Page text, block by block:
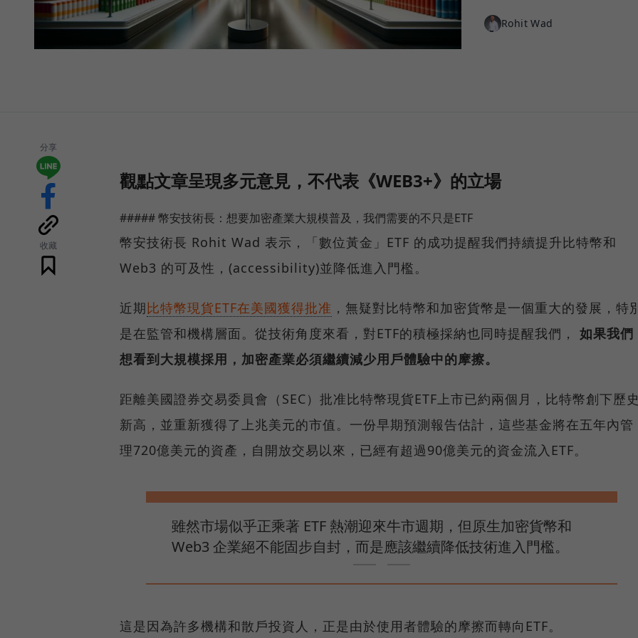
Rohit Wad
分享
收藏
觀點文章呈現多元意見，不代表《WEB3+》的立場
##### 幣安技術長：想要加密產業大規模普及，我們需要的不只是ETF
幣安技術長 Rohit Wad 表示，「數位黃金」ETF 的成功提醒我們持續提升比特幣和
Web3 的可及性，(accessibility)並降低進入門檻。
近期比特幣現貨ETF在美國獲得批准 ，無疑對比特幣和加密貨幣是一個重大的發展，特
是在監管和機構層面。從技術角度來看，對ETF的積極採納也同時提醒我們， 如果我們
想看到大規模採用，加密產業必須繼續減少用戶體驗中的摩擦。
距離美國證券交易委員會（SEC）批准比特幣現貨ETF上市已約兩個月，比特幣創下歷
新高，並重新獲得了上兆美元的市值。一份早期預測報告估計，這些基金將在五年內管
理720億美元的資產，自開放交易以來，已經有超過90億美元的資金流入ETF。
雖然市場似乎正乘著 ETF 熱潮迎來牛市週期，但原生加密貨幣和
Web3 企業絕不能固步自封，而是應該繼續降低技術進入門檻。
這是因為許多機構和散戶投資人，正是由於使用者體驗的摩擦而轉向ETF。